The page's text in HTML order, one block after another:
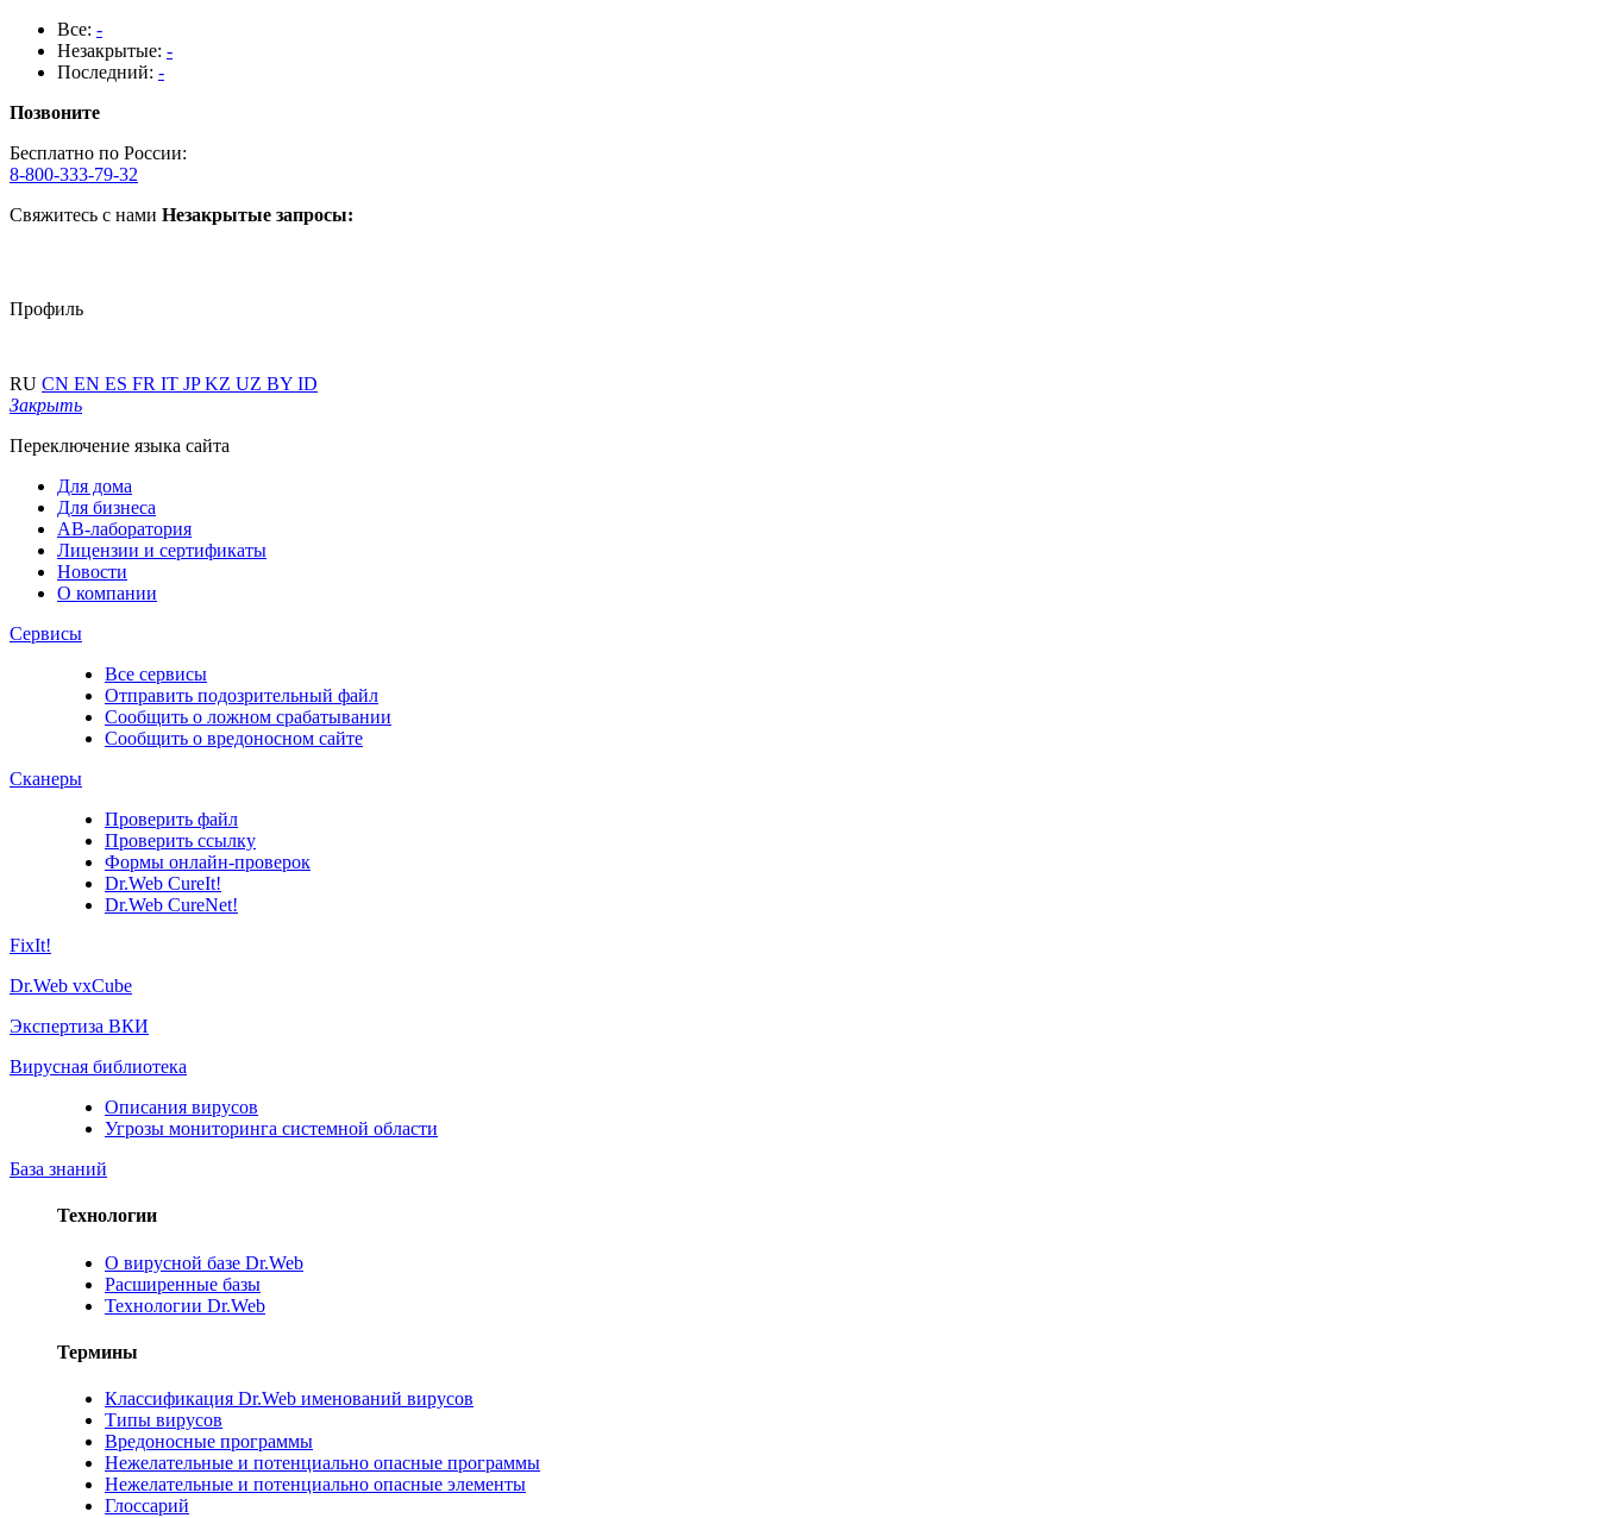
Все: -
Незакрытые: -
Последний: -
Позвоните
Бесплатно по России:
8-800-333-79-32
Свяжитесь с нами Незакрытые запросы:
Профиль
RU CN EN ES FR IT JPKZ UZ BY ID
Закрыть
Переключение языка сайта
Для дома
Для бизнеса
АВ-лаборатория
Лицензии и сертификаты
Новости
О компании
Сервисы
Все сервисы
Отправить подозрительный файл
Сообщить о ложном срабатывании
Сообщить о вредоносном сайте
Сканеры
Проверить файл
Проверить ссылку
Формы онлайн-проверок
Dr.Web CureIt!
Dr.Web CureNet!
FixIt!
Dr.Web vxCube
Экспертиза ВКИ
Вирусная библиотека
Описания вирусов
Угрозы мониторинга системной области
База знаний
Технологии
О вирусной базе Dr.Web
Расширенные базы
Технологии Dr.Web
Термины
Классификация Dr.Web именований вирусов
Типы вирусов
Вредоносные программы
Нежелательные и потенциально опасные программы
Нежелательные и потенциально опасные элементы
Глоссарий